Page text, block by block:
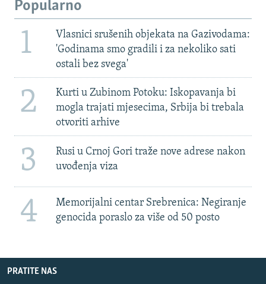
Popularno
1
Vlasnici srušenih objekata na Gazivodama:
'Godinama smo gradili i za nekoliko sati
ostali bez svega'
2
Kurti u Zubinom Potoku: Iskopavanja bi
mogla trajati mjesecima, Srbija bi trebala
otvoriti arhive
3
Rusi u Crnoj Gori traže nove adrese nakon
uvođenja viza
4
Memorijalni centar Srebrenica: Negiranje
genocida poraslo za više od 50 posto
PRATITE NAS